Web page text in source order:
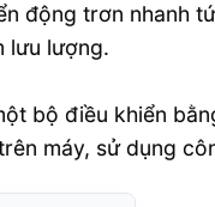
động trơn nhanh
lưu lượng.
bộ điều khiển
máy, sử dụng